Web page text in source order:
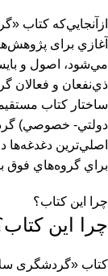
ازآنجايي‌كه كتاب
آغازي برای
مي‌شود، اصول و
ذي‌نفعان و فعالان
ساختار كتاب
دولتي- خصوصي)
اصلي‌ترين دغدغه‌ها
براي گروه‌هاي فوق
چرا این کتاب؟
چرا این
کتاب «گردشگری